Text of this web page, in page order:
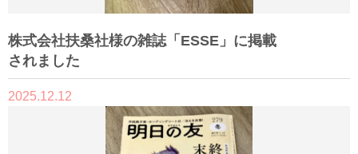
株式会社扶桑社様の雑誌「ESSE」に掲載
されました
2025.12.12